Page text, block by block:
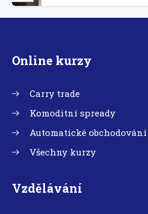
Online kurzy
Carry trade
Komoditní spready
Automatické obchodování
Všechny kurzy
Vzdělávání